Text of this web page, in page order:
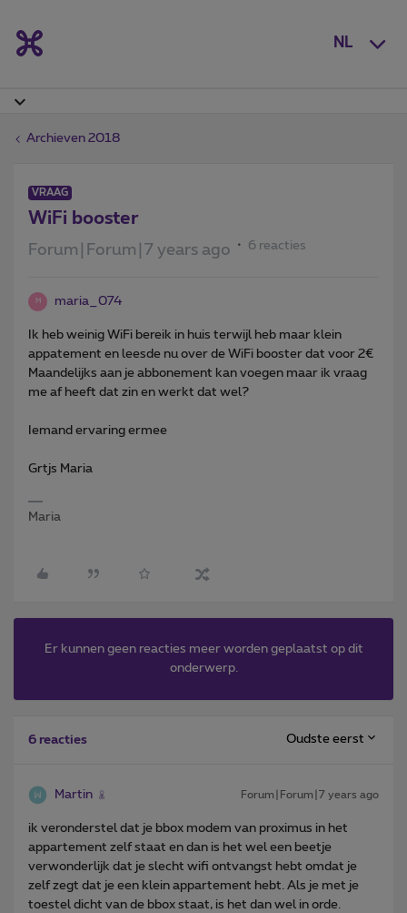
NL
Archieven 2018
VRAAG
WiFi booster
Forum|Forum|7 years ago 6 reacties
M maria_074
Ik heb weinig WiFi bereik in huis terwijl heb maar klein
appatement en leesde nu over de WiFi booster dat voor 2€
Maandelijks aan je abbonement kan voegen maar ik vraag
me af heeft dat zin en werkt dat wel?
Iemand ervaring ermee
Grtjs Maria
Maria
Er kunnen geen reacties meer worden geplaatst op dit
onderwerp.
6 reacties Oudste eerst
Martin Forum|Forum|7 years ago
ik veronderstel dat je bbox modem van proximus in het
appartement zelf staat en dan is het wel een beetje
verwonderlijk dat je slecht wifi ontvangst hebt omdat je
zelf zegt dat je een klein appartement hebt. Als je met je
toestel dicht van de bbox staat, is het dan wel in orde.